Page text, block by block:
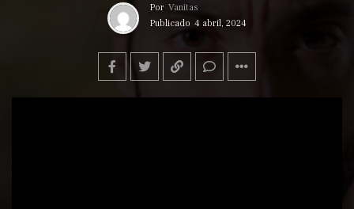
Por Vanitas
Publicado 4 abril, 2024